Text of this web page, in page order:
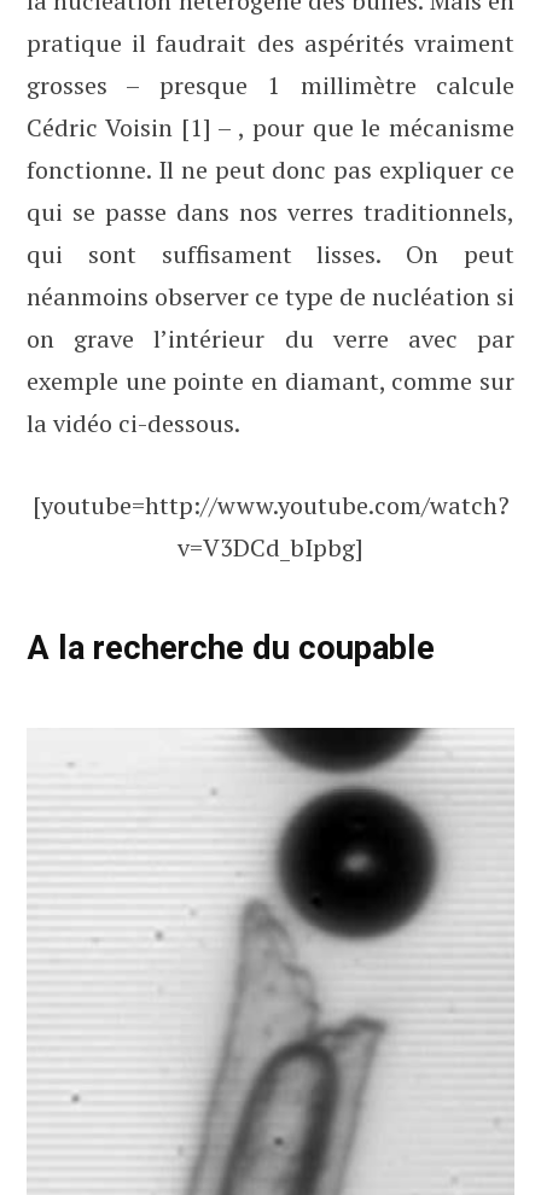
pratique il faudrait des aspérités vraiment
grosses – presque 1 millimètre calcule
Cédric Voisin [1] – , pour que le mécanisme
fonctionne. Il ne peut donc pas expliquer ce
qui se passe dans nos verres traditionnels,
qui sont suffisament lisses. On peut
néanmoins observer ce type de nucléation si
on grave l’intérieur du verre avec par
exemple une pointe en diamant, comme sur
la vidéo ci-dessous.
[youtube=http://www.youtube.com/watch?
v=V3DCd_bIpbg]
A la recherche du coupable